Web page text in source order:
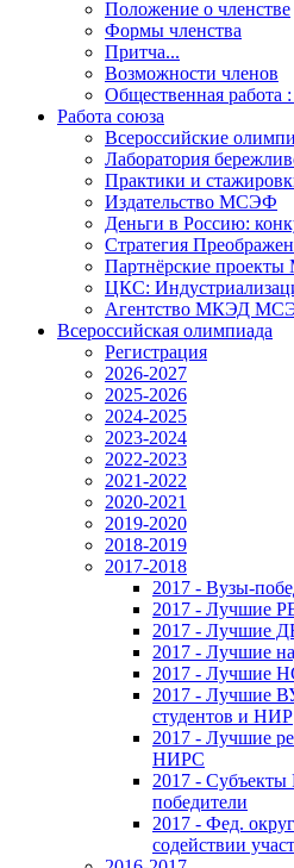
Положение о членстве
Формы членства
Притча...
Возможности членов
Общественная работа :
Работа союза
Всероссийские
Лаборатория
Практики и
Издательство МСЭФ
Деньги в Россию:
Стратегия
Партнёрские
ЦКС:
Агентство МКЭД
Всероссийская олимпиада
Регистрация
2026-2027
2025-2026
2024-2025
2023-2024
2022-2023
2021-2022
2020-2021
2019-2020
2018-2019
2017-2018
2017 - Вузы-
2017 - Лучшие
2017 - Лучшие
2017 - Лучшие
2017 - Лучшие
2017 - Лучшие
студентов и НИР
2017 - Лучшие
НИРС
2017 -
победители
2017 - Фед.
содействии